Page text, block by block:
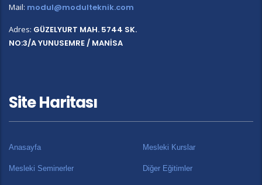
Mail: modul@modulteknik.com
Adres: GÜZELYURT MAH. 5744 SK.
NO:3/A YUNUSEMRE / MANİSA
Site Haritası
Anasayfa Mesleki Kurslar
Mesleki Seminerler Diğer Eğitimler